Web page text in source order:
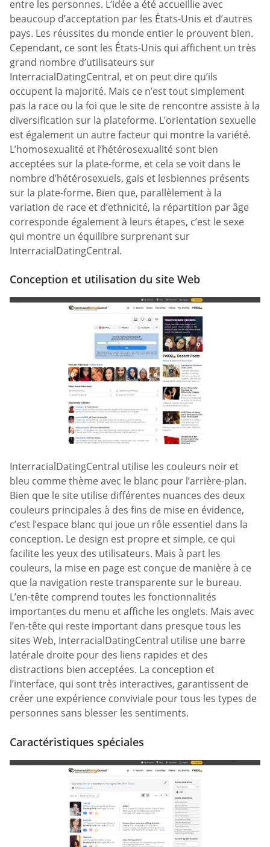
entre les personnes. L’idée a été accueillie avec
beaucoup d’acceptation par les États-Unis et d’autres
pays. Les réussites du monde entier le prouvent bien.
Cependant, ce sont les États-Unis qui affichent un très
grand nombre d’utilisateurs sur
InterracialDatingCentral, et on peut dire qu’ils
occupent la majorité. Mais ce n’est tout simplement
pas la race ou la foi que le site de rencontre assiste à la
diversification sur la plateforme. L’orientation sexuelle
est également un autre facteur qui montre la variété.
L’homosexualité et l’hétérosexualité sont bien
acceptées sur la plate-forme, et cela se voit dans le
nombre d’hétérosexuels, gais et lesbiennes présents
sur la plate-forme. Bien que, parallèlement à la
variation de race et d’ethnicité, la répartition par âge
corresponde également à leurs étapes, c’est le sexe
qui montre un équilibre surprenant sur
InterracialDatingCentral.
Conception et utilisation du site Web
InterracialDatingCentral utilise les couleurs noir et
bleu comme thème avec le blanc pour l’arrière-plan.
Bien que le site utilise différentes nuances des deux
couleurs principales à des fins de mise en évidence,
c’est l’espace blanc qui joue un rôle essentiel dans la
conception. Le design est propre et simple, ce qui
facilite les yeux des utilisateurs. Mais à part les
couleurs, la mise en page est conçue de manière à ce
que la navigation reste transparente sur le bureau.
L’en-tête comprend toutes les fonctionnalités
importantes du menu et affiche les onglets. Mais avec
l’en-tête qui reste important dans presque tous les
sites Web, InterracialDatingCentral utilise une barre
latérale droite pour des liens rapides et des
distractions bien acceptées. La conception et
l’interface, qui sont très interactives, garantissent de
créer une expérience conviviale pour tous les types de
personnes sans blesser les sentiments.
Caractéristiques spéciales